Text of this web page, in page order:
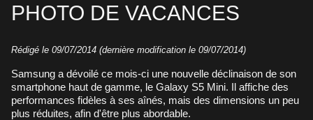
PHOTO DE VACANCES
Rédigé le 09/07/2014 (dernière modification le 09/07/2014)
Samsung a dévoilé ce mois-ci une nouvelle déclinaison de son
smartphone haut de gamme, le Galaxy S5 Mini. Il affiche des
performances fidèles à ses aînés, mais des dimensions un peu
plus réduites, afin d'être plus abordable.